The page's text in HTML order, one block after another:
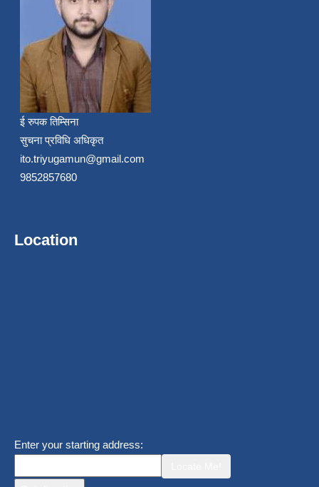
ई रुपक तिम्सिना
सुचना प्रविधि अधिकृत
ito.triyugamun@gmail.com
9852857680
Location
Enter your starting address: